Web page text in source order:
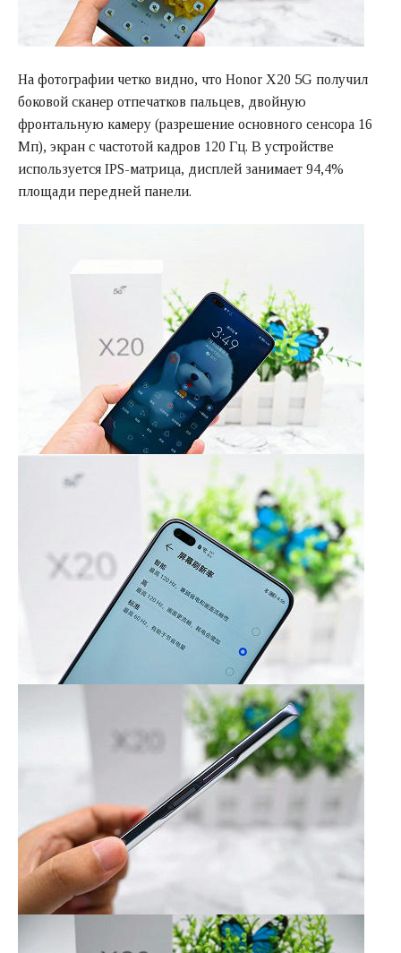
На фотографии четко видно, что Honor X20 5G получил
боковой сканер отпечатков пальцев, двойную
фронтальную камеру (разрешение основного сенсора 16
Мп), экран с частотой кадров 120 Гц. В устройстве
используется IPS-матрица, дисплей занимает 94,4%
площади передней панели.